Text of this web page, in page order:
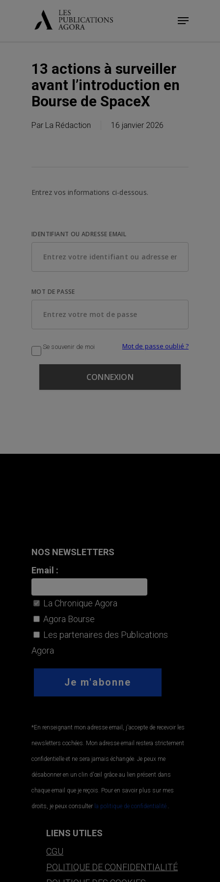
Menu
13 actions à surveiller
avant l’introduction en
Bourse de SpaceX
Par La Rédaction 16 janvier 2026
Entrez vos informations ci-dessous.
IDENTIFIANT OU ADRESSE EMAIL
MOT DE PASSE
Se souvenir de moi Mot de passe oublié ?
NOS NEWSLETTERS
Email :
La Chronique Agora
Agora Bourse
Les partenaires des Publications
Agora
*En renseignant mon adresse email, j'accepte de recevoir les
newsletters cochées. Mon adresse email restera strictement
confidentielle et ne sera jamais échangée. Je peux me
désabonner en un clin d'œil grâce au lien présent dans
chaque email que je reçois. Pour en savoir plus sur mes
droits, je peux consulter la politique de confidentialité..
LIENS UTILES
CGU
POLITIQUE DE CONFIDENTIALITÉ